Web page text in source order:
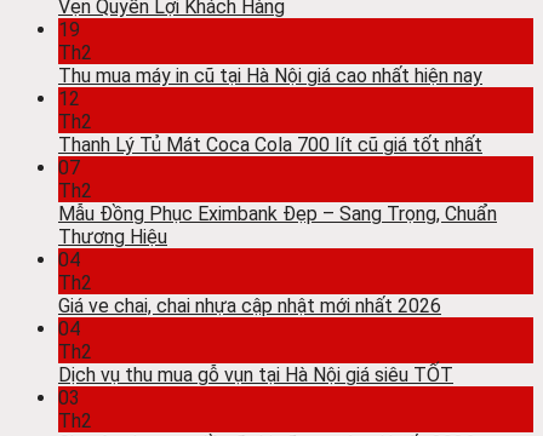
Vẹn Quyền Lợi Khách Hàng
19
Th2
Thu mua máy in cũ tại Hà Nội giá cao nhất hiện nay
12
Th2
Thanh Lý Tủ Mát Coca Cola 700 lít cũ giá tốt nhất
07
Th2
Mẫu Đồng Phục Eximbank Đẹp – Sang Trọng, Chuẩn
Thương Hiệu
04
Th2
Giá ve chai, chai nhựa cập nhật mới nhất 2026
04
Th2
Dịch vụ thu mua gỗ vụn tại Hà Nội giá siêu TỐT
03
Th2